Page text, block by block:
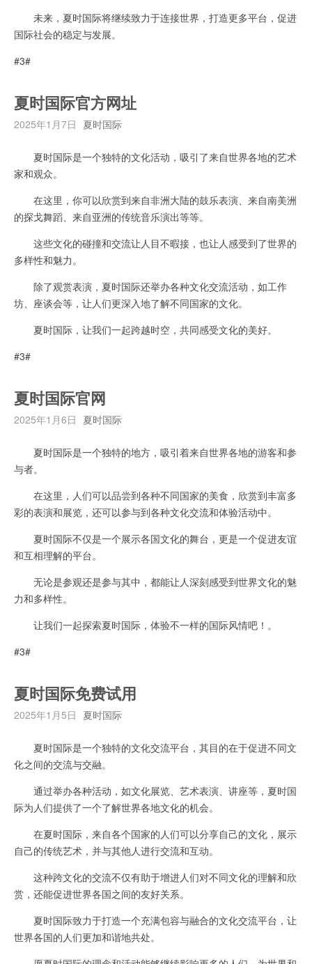
未来，夏时国际将继续致力于连接世界，打造更多平台，促进
国际社会的稳定与发展。
#3#
夏时国际官方网址
2025年1月7日 夏时国际
夏时国际是一个独特的文化活动，吸引了来自世界各地的艺术
家和观众。
在这里，你可以欣赏到来自非洲大陆的鼓乐表演、来自南美洲
的探戈舞蹈、来自亚洲的传统音乐演出等等。
这些文化的碰撞和交流让人目不暇接，也让人感受到了世界的
多样性和魅力。
除了观赏表演，夏时国际还举办各种文化交流活动，如工作
坊、座谈会等，让人们更深入地了解不同国家的文化。
夏时国际，让我们一起跨越时空，共同感受文化的美好。
#3#
夏时国际官网
2025年1月6日 夏时国际
夏时国际是一个独特的地方，吸引着来自世界各地的游客和参
与者。
在这里，人们可以品尝到各种不同国家的美食，欣赏到丰富多
彩的表演和展览，还可以参与到各种文化交流和体验活动中。
夏时国际不仅是一个展示各国文化的舞台，更是一个促进友谊
和互相理解的平台。
无论是参观还是参与其中，都能让人深刻感受到世界文化的魅
力和多样性。
让我们一起探索夏时国际，体验不一样的国际风情吧！。
#3#
夏时国际免费试用
2025年1月5日 夏时国际
夏时国际是一个独特的文化交流平台，其目的在于促进不同文
化之间的交流与交融。
通过举办各种活动，如文化展览、艺术表演、讲座等，夏时国
际为人们提供了一个了解世界各地文化的机会。
在夏时国际，来自各个国家的人们可以分享自己的文化，展示
自己的传统艺术，并与其他人进行交流和互动。
这种跨文化的交流不仅有助于增进人们对不同文化的理解和欣
赏，还能促进世界各国之间的友好关系。
夏时国际致力于打造一个充满包容与融合的文化交流平台，让
世界各国的人们更加和谐地共处。